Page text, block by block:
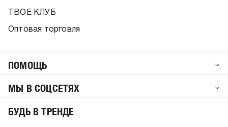
ТВОЕ КЛУБ
Оптовая торговля
ПОМОЩЬ
МЫ В СОЦСЕТЯХ
БУДЬ В ТРЕНДЕ